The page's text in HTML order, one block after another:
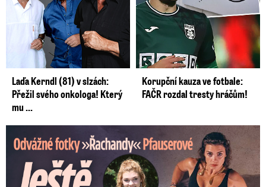
Laďa Kerndl (81) v slzách:
Přežil svého onkologa! Který
mu ...
Korupční kauza ve fotbale:
FAČR rozdal tresty hráčům!
Odvážné fotky Denisy Pfauserové: Ještě, že to táta nevidí